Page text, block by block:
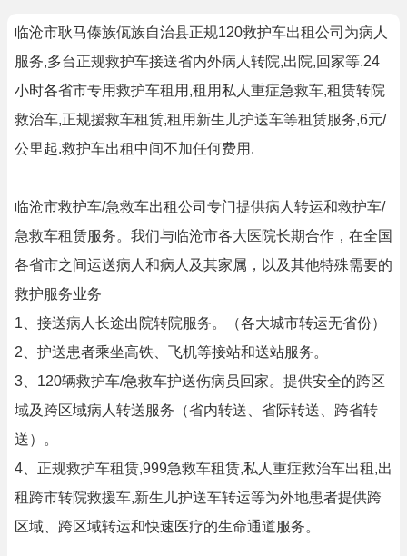
临沧市耿马傣族佤族自治县正规120救护车出租公司为病人
服务,多台正规救护车接送省内外病人转院,出院,回家等.24
小时各省市专用救护车租用,租用私人重症急救车,租赁转院
救治车,正规援救车租赁,租用新生儿护送车等租赁服务,6元/
公里起.救护车出租中间不加任何费用.
临沧市救护车/急救车出租公司专门提供病人转运和救护车/
急救车租赁服务。我们与临沧市各大医院长期合作，在全国
各省市之间运送病人和病人及其家属，以及其他特殊需要的
救护服务业务
1、接送病人长途出院转院服务。（各大城市转运无省份）
2、护送患者乘坐高铁、飞机等接站和送站服务。
3、120辆救护车/急救车护送伤病员回家。提供安全的跨区
域及跨区域病人转送服务（省内转送、省际转送、跨省转
送）。
4、正规救护车租赁,999急救车租赁,私人重症救治车出租,出
租跨市转院救援车,新生儿护送车转运等为外地患者提供跨
区域、跨区域转运和快速医疗的生命通道服务。